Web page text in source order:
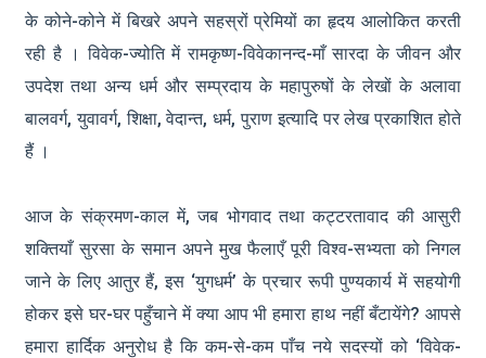
के कोने-कोने में बिखरे अपने सहस्रों प्रेमियों का हृदय आलोकित करती
रही है । विवेक-ज्योति में रामकृष्ण-विवेकानन्द-माँ सारदा के जीवन और
उपदेश तथा अन्य धर्म और सम्प्रदाय के महापुरुषों के लेखों के अलावा
बालवर्ग, युवावर्ग, शिक्षा, वेदान्त, धर्म, पुराण इत्यादि पर लेख प्रकाशित होते
हैं ।
आज के संक्रमण-काल में, जब भोगवाद तथा कट्टरतावाद की आसुरी
शक्तियाँ सुरसा के समान अपने मुख फैलाएँ पूरी विश्व-सभ्यता को निगल
जाने के लिए आतुर हैं, इस ‘युगधर्म’ के प्रचार रूपी पुण्यकार्य में सहयोगी
होकर इसे घर-घर पहुँचाने में क्या आप भी हमारा हाथ नहीं बँटायेंगे? आपसे
हमारा हार्दिक अनुरोध है कि कम-से-कम पाँच नये सदस्यों को ‘विवेक-